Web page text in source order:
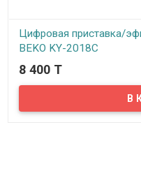
Цифровая приставка/
BEKO KY-2018C
В наличии
Представляем вам
местного ТВ, BEKO KY-
цифровое эфирное
8 400 T